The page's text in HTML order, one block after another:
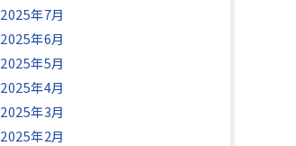
2025年7月
2025年6月
2025年5月
2025年4月
2025年3月
2025年2月